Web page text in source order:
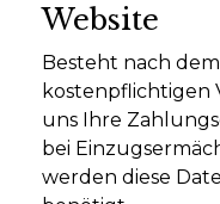
Website
Besteht nach
kostenpflichtigen
uns Ihre
bei
werden diese